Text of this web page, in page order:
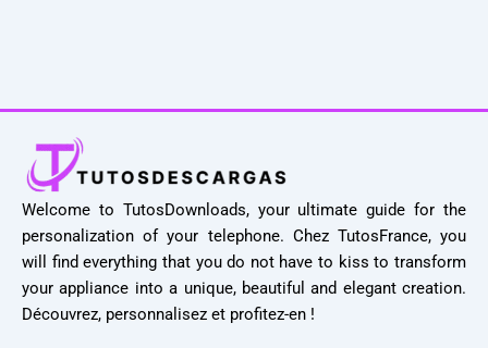
Welcome to TutosDownloads, your ultimate guide for the
personalization of your telephone. Chez TutosFrance, you
will find everything that you do not have to kiss to transform
your appliance into a unique, beautiful and elegant creation.
Découvrez, personnalisez et profitez-en !